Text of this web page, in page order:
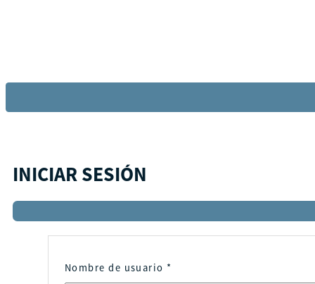
INICIAR SESIÓN
Nombre de usuario *